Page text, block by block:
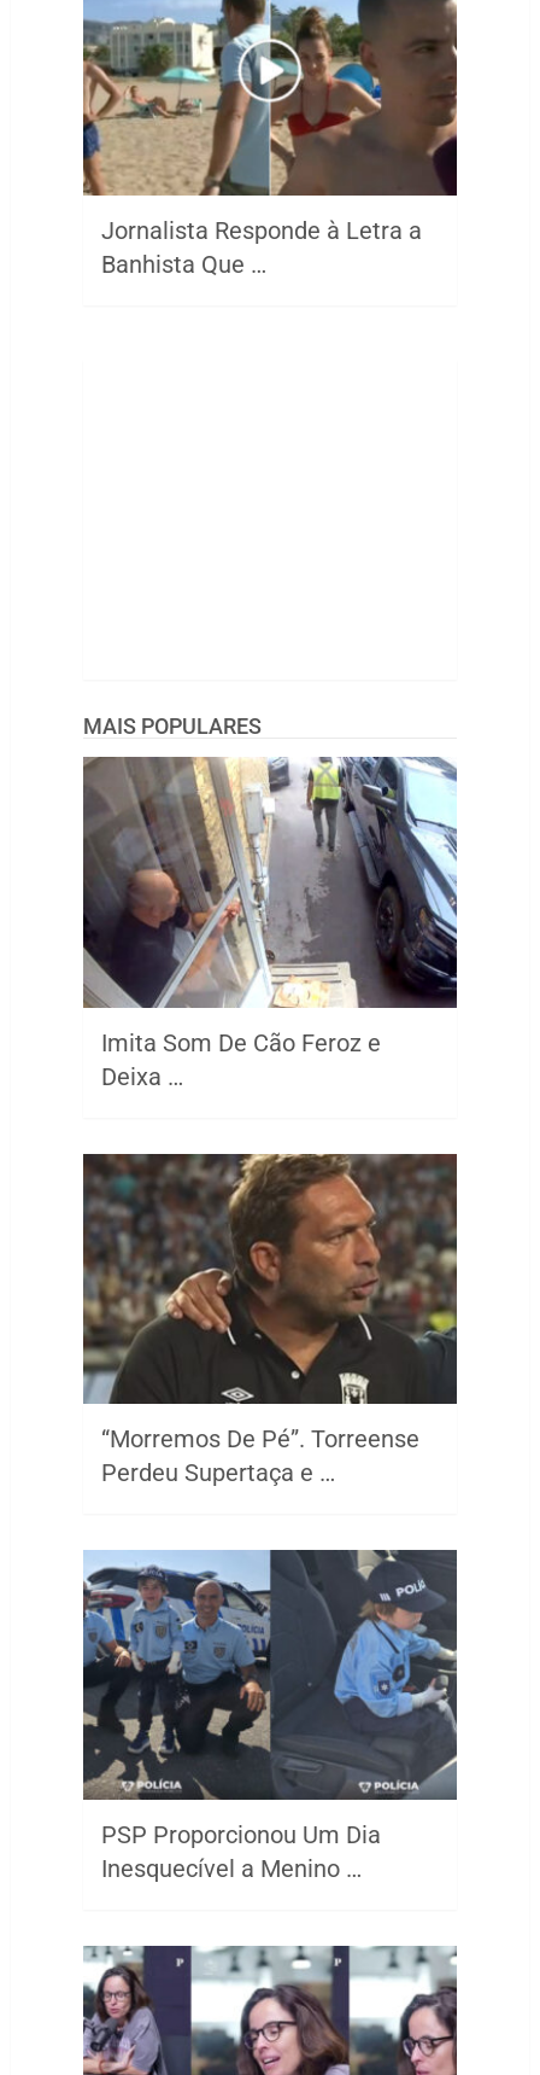
Jornalista Responde à Letra a
Banhista Que …
MAIS POPULARES
Imita Som De Cão Feroz e
Deixa …
“Morremos De Pé”. Torreense
Perdeu Supertaça e …
PSP Proporcionou Um Dia
Inesquecível a Menino …